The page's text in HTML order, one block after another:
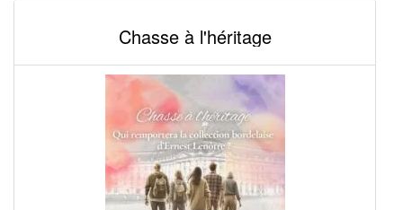
Chasse à l'héritage